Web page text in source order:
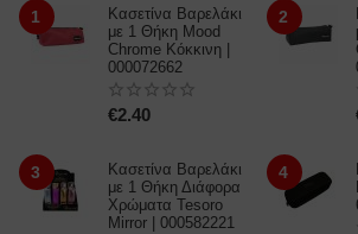
1
Κασετίνα Βαρελάκι
με 1 Θήκη Mood
Chrome Κόκκινη |
000072662
€2.40
2
3
Κασετίνα Βαρελάκι
με 1 Θήκη Διάφορα
Χρώματα Tesoro
Mirror | 000582221
4